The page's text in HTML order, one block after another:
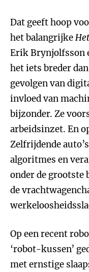
Dat geeft hoop
het balangrijke
Erik Brynjolfsson
het iets breder
gevolgen van
invloed van
bijzonder. Ze
arbeidsinzet. En
Zelfrijdende
algoritmes en
onder de grootste
de
Op een recent
‘robot-kussen’
met ernstige